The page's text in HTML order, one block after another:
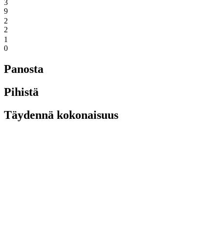
3
9
2
2
1
0
Panosta
Pihistä
Täydennä kokonaisuus